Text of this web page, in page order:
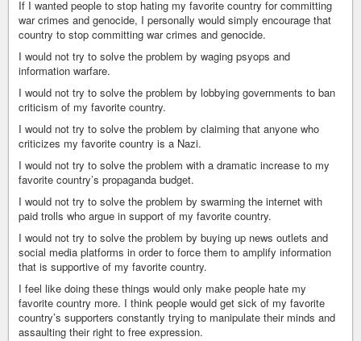
If I wanted people to stop hating my favorite country for committing
war crimes and genocide, I personally would simply encourage that
country to stop committing war crimes and genocide.
I would not try to solve the problem by waging psyops and
information warfare.
I would not try to solve the problem by lobbying governments to ban
criticism of my favorite country.
I would not try to solve the problem by claiming that anyone who
criticizes my favorite country is a Nazi.
I would not try to solve the problem with a dramatic increase to my
favorite country’s propaganda budget.
I would not try to solve the problem by swarming the internet with
paid trolls who argue in support of my favorite country.
I would not try to solve the problem by buying up news outlets and
social media platforms in order to force them to amplify information
that is supportive of my favorite country.
I feel like doing these things would only make people hate my
favorite country more. I think people would get sick of my favorite
country’s supporters constantly trying to manipulate their minds and
assaulting their right to free expression.